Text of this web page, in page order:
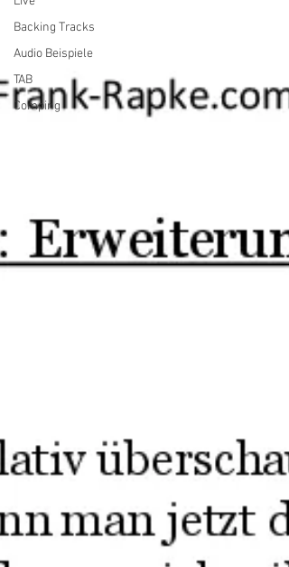
Backing Tracks
Audio Beispiele
TAB
Comping